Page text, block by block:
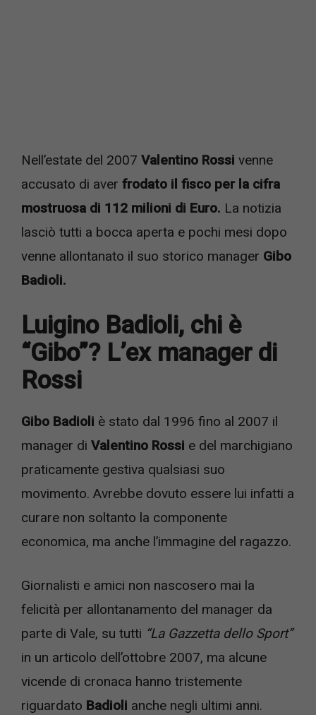
Nell’estate del 2007 Valentino Rossi venne
accusato di aver frodato il fisco per la cifra
mostruosa di 112 milioni di Euro. La notizia
lasciò tutti a bocca aperta e pochi mesi dopo
venne allontanato il suo storico manager Gibo
Badioli.
Luigino Badioli, chi è
“Gibo”? L’ex manager di
Rossi
Gibo Badioli è stato dal 1996 fino al 2007 il
manager di Valentino Rossi e del marchigiano
praticamente gestiva qualsiasi suo
movimento. Avrebbe dovuto essere lui infatti a
curare non soltanto la componente
economica, ma anche l’immagine del ragazzo.
Giornalisti e amici non nascosero mai la
felicità per allontanamento del manager da
parte di Vale, su tutti “La Gazzetta dello Sport”
in un articolo dell’ottobre 2007, ma alcune
vicende di cronaca hanno tristemente
riguardato Badioli anche negli ultimi anni.